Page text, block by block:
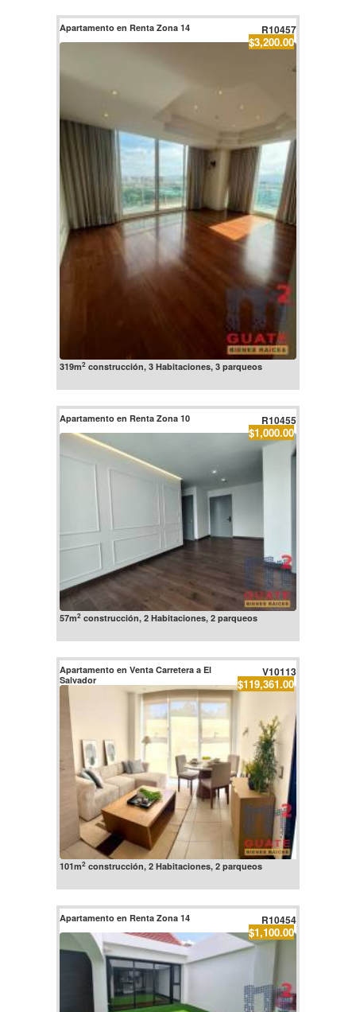
Apartamento en Renta Zona 14 R10457
$3,200.00
319m2construcción, 3 Habitaciones, 3 parqueos
Apartamento en Renta Zona 10 R10455
$1,000.00
57m2construcción, 2 Habitaciones, 2 parqueos
Apartamento en Venta Carretera a El
Salvador
V10113
$119,361.00
101m2construcción, 2 Habitaciones, 2 parqueos
Apartamento en Renta Zona 14 R10454
$1,100.00